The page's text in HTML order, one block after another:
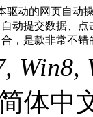
驱动的网页自动
动提交数据、
，是款非常不错
Win8,
体中